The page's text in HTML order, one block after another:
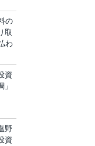
の
取
わ
資
野
資